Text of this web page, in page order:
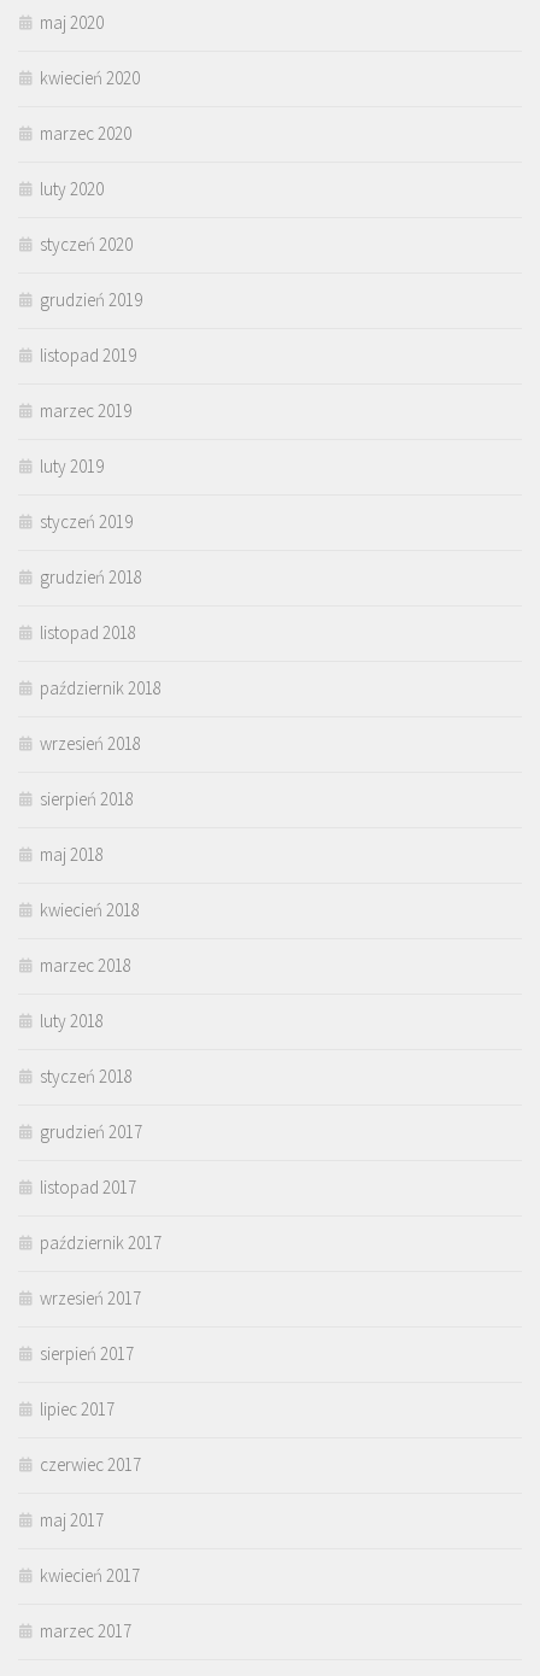
maj 2020
kwiecień 2020
marzec 2020
luty 2020
styczeń 2020
grudzień 2019
listopad 2019
marzec 2019
luty 2019
styczeń 2019
grudzień 2018
listopad 2018
październik 2018
wrzesień 2018
sierpień 2018
maj 2018
kwiecień 2018
marzec 2018
luty 2018
styczeń 2018
grudzień 2017
listopad 2017
październik 2017
wrzesień 2017
sierpień 2017
lipiec 2017
czerwiec 2017
maj 2017
kwiecień 2017
marzec 2017